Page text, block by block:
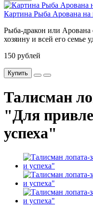
Картина Рыба Арована на
Рыба-дракон или Арована
хозяину и всей его семье
150 рублей
Купить
Талисман
"Для
успеха"